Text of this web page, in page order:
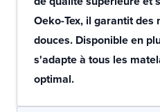
Oeko-Tex, il garantit des
douces. Disponible en
s'adapte à tous les
optimal.